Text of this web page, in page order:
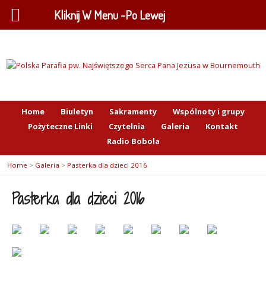
Home Biuletyn Sakramenty
Wspólnoty i grupy
Pożyteczne Linki
Czytelnia Galeria
Kontakt
Radio Bobola
Home > Galeria > Pasterka dla dzieci 2016
Pasterka dla dzieci 2016
Kliknij W Menu -Po Lewej